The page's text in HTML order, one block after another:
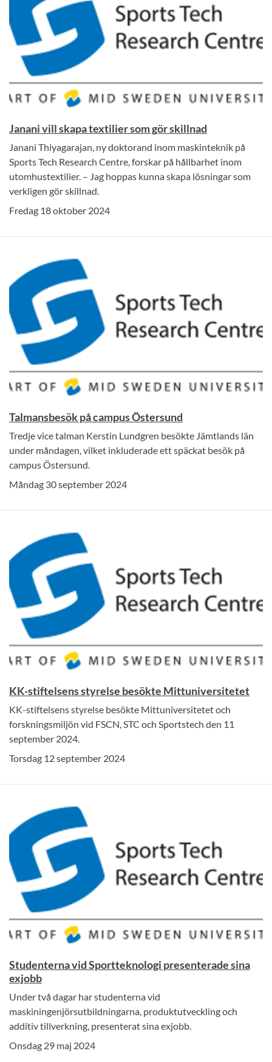
Janani vill skapa textilier som gör skillnad
Janani Thiyagarajan, ny doktorand inom maskinteknik på
Sports Tech Research Centre, forskar på hållbarhet inom
utomhustextilier. – Jag hoppas kunna skapa lösningar som
verkligen gör skillnad.
Fredag 18 oktober 2024
Talmansbesök på campus Östersund
Tredje vice talman Kerstin Lundgren besökte Jämtlands län
under måndagen, vilket inkluderade ett späckat besök på
campus Östersund.
Måndag 30 september 2024
KK-stiftelsens styrelse besökte Mittuniversitetet
KK-stiftelsens styrelse besökte Mittuniversitetet och
forskningsmiljön vid FSCN, STC och Sportstech den 11
september 2024.
Torsdag 12 september 2024
Studenterna vid Sportteknologi presenterade sina
exjobb
Under två dagar har studenterna vid
maskiningenjörsutbildningarna, produktutveckling och
additiv tillverkning, presenterat sina exjobb.
Onsdag 29 maj 2024